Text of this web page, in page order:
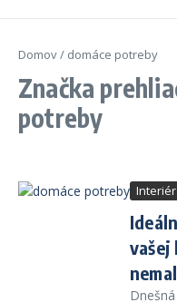
Domov/ domáce potreby
Značka
potreby
vašej